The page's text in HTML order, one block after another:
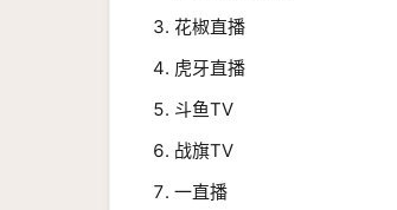
花椒直播
虎牙直播
斗鱼TV
战旗TV
一直播